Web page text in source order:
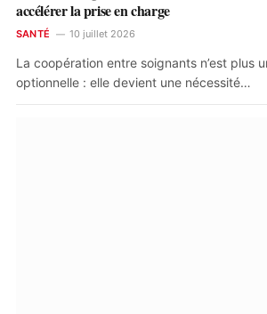
accélérer la prise en charge
SANTÉ 10 juillet 2026
La coopération entre soignants n’est plus
optionnelle : elle devient une nécessité…